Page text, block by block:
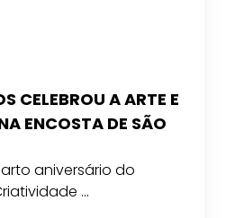
CELEBROU A ARTE E
ENCOSTA DE SÃO
aniversário do
...